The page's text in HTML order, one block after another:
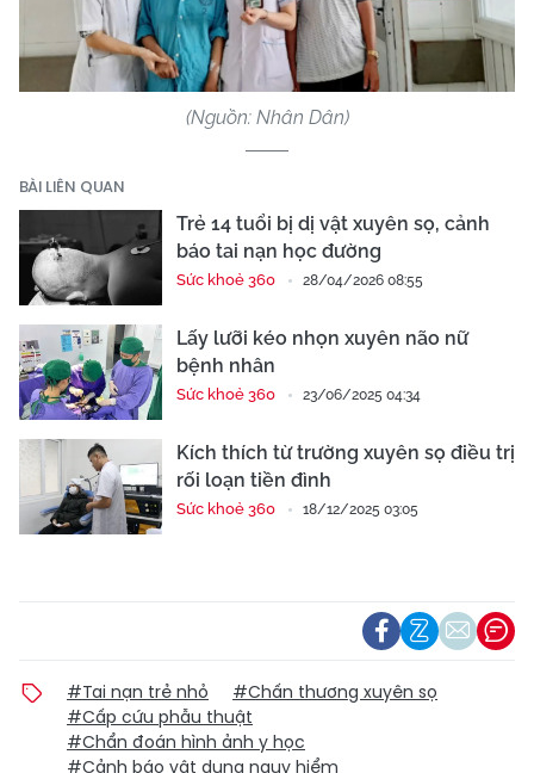
Video
(Nguồn: Nhân Dân)
BÀI LIÊN QUAN
Trẻ 14 tuổi bị dị vật xuyên sọ, cảnh
báo tai nạn học đường
Sức khoẻ 360 28/04/2026 08:55
Lấy lưỡi kéo nhọn xuyên não nữ
bệnh nhân
Sức khoẻ 360 23/06/2025 04:34
Kích thích từ trường xuyên sọ điều trị
rối loạn tiền đình
Sức khoẻ 360 18/12/2025 03:05
#Tai nạn trẻ nhỏ
#Chấn thương xuyên sọ
#Cấp cứu phẫu thuật
#Chẩn đoán hình ảnh y học
#Cảnh báo vật dụng nguy hiểm